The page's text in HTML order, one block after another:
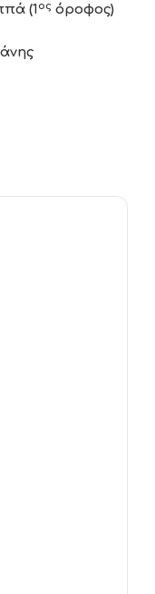
(1 ος όροφος)